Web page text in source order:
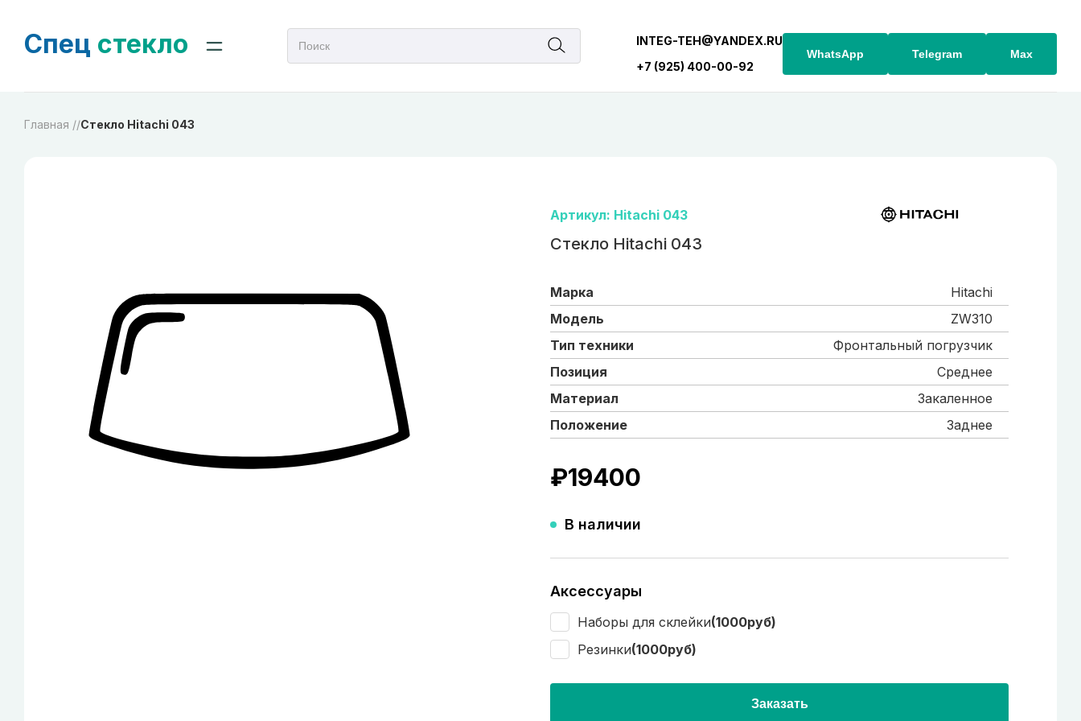
Спец стекло
INTEG-TEH@YANDEX.RU
+7 (925) 400-00-92
WhatsApp Telegram Max
Главная //Стекло Hitachi 043
Артикул: Hitachi 043
Стекло Hitachi 043
Марка
Hitachi
Модель
ZW310
Тип техники
Фронтальный погрузчик
Позиция
Среднее
Материал
Закаленное
Положение
Заднее
₽19400
В наличии
Аксессуары
Наборы для склейки(1000руб)
Резинки(1000руб)
Заказать